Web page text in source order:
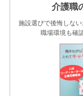
介護職
施設選びで後悔しな
職場環境も確